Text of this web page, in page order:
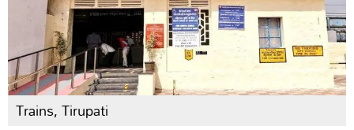
Trains, Tirupati